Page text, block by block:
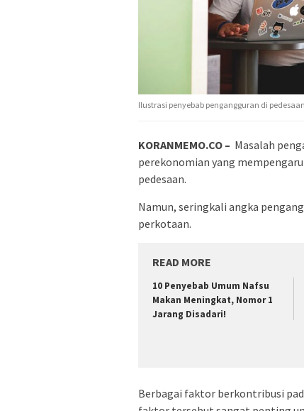
Ilustrasi penyebab pengangguran di
KORANMEMO.CO – Masalah
perekonomian yang
pedesaan.
Namun, seringkali angka
perkotaan.
READ MORE
10 Penyebab Umum Nafsu
Makan Meningkat, Nomor 1
Jarang Disadari!
Berbagai faktor berkontribusi